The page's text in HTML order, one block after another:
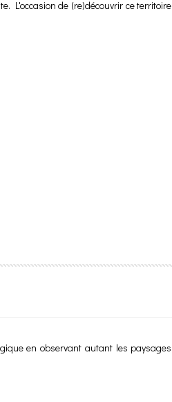
L'occasion de (re)découvrir ce territoire
en observant autant les paysages